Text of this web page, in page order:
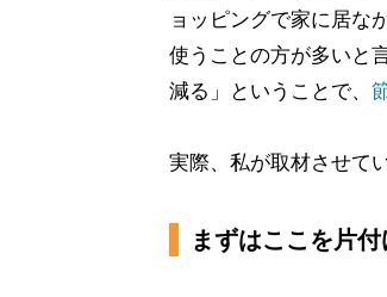
ョッピングで家に居な
使うことの方が多いと
減る」ということで、
実際、私が取材させて
まずはここを片